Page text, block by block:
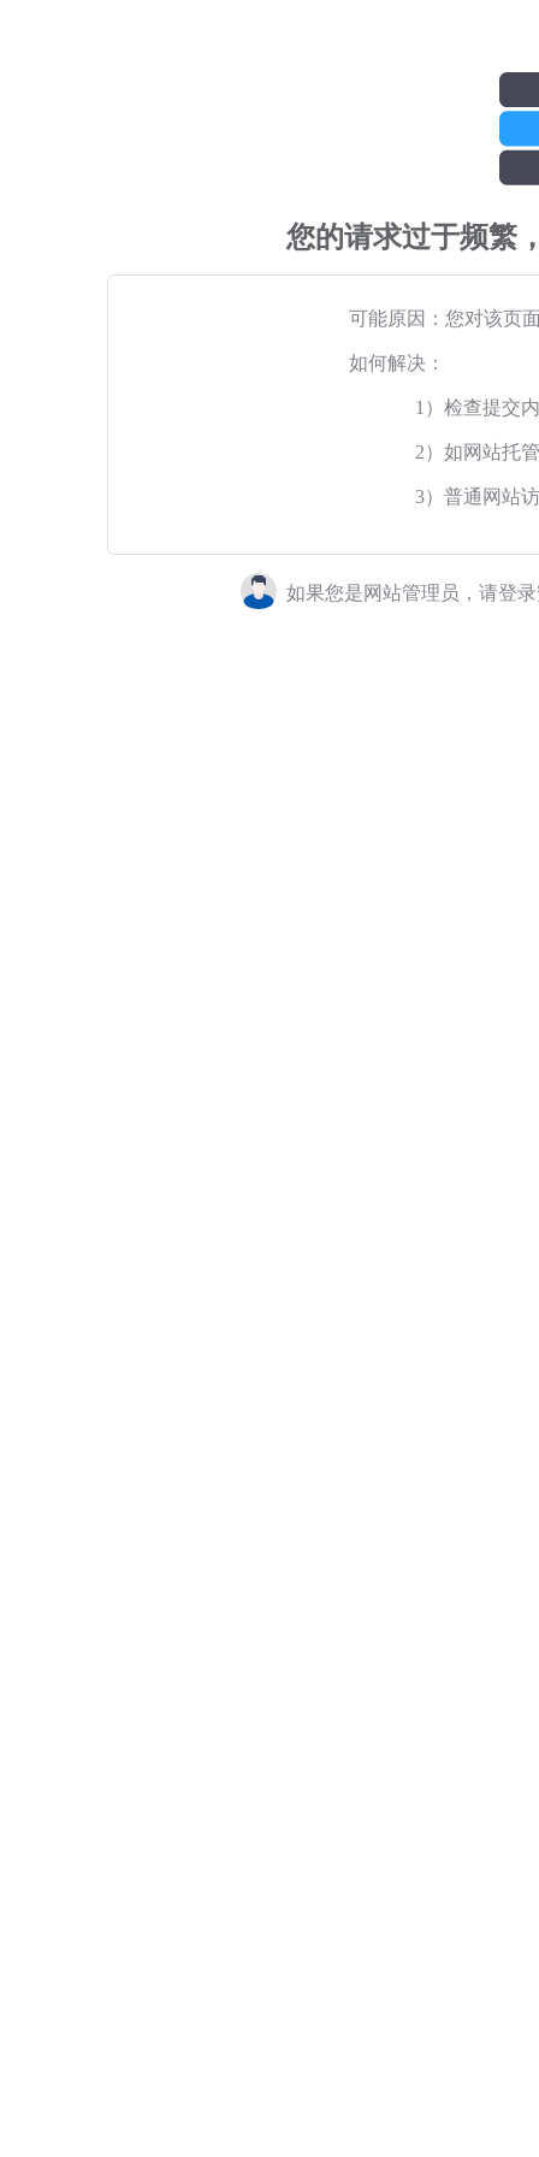
您的请求过于频繁
可能原因：您对该页
如何解决：
1）检查提交
2）如网站托
3）普通网站
如果您是网站管理员，请登